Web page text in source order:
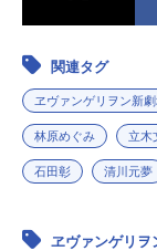
関連タグ
ヱヴァンゲリヲン新
林原めぐみ 立木
石田彰 清川元夢
ヱヴァンゲリヲ